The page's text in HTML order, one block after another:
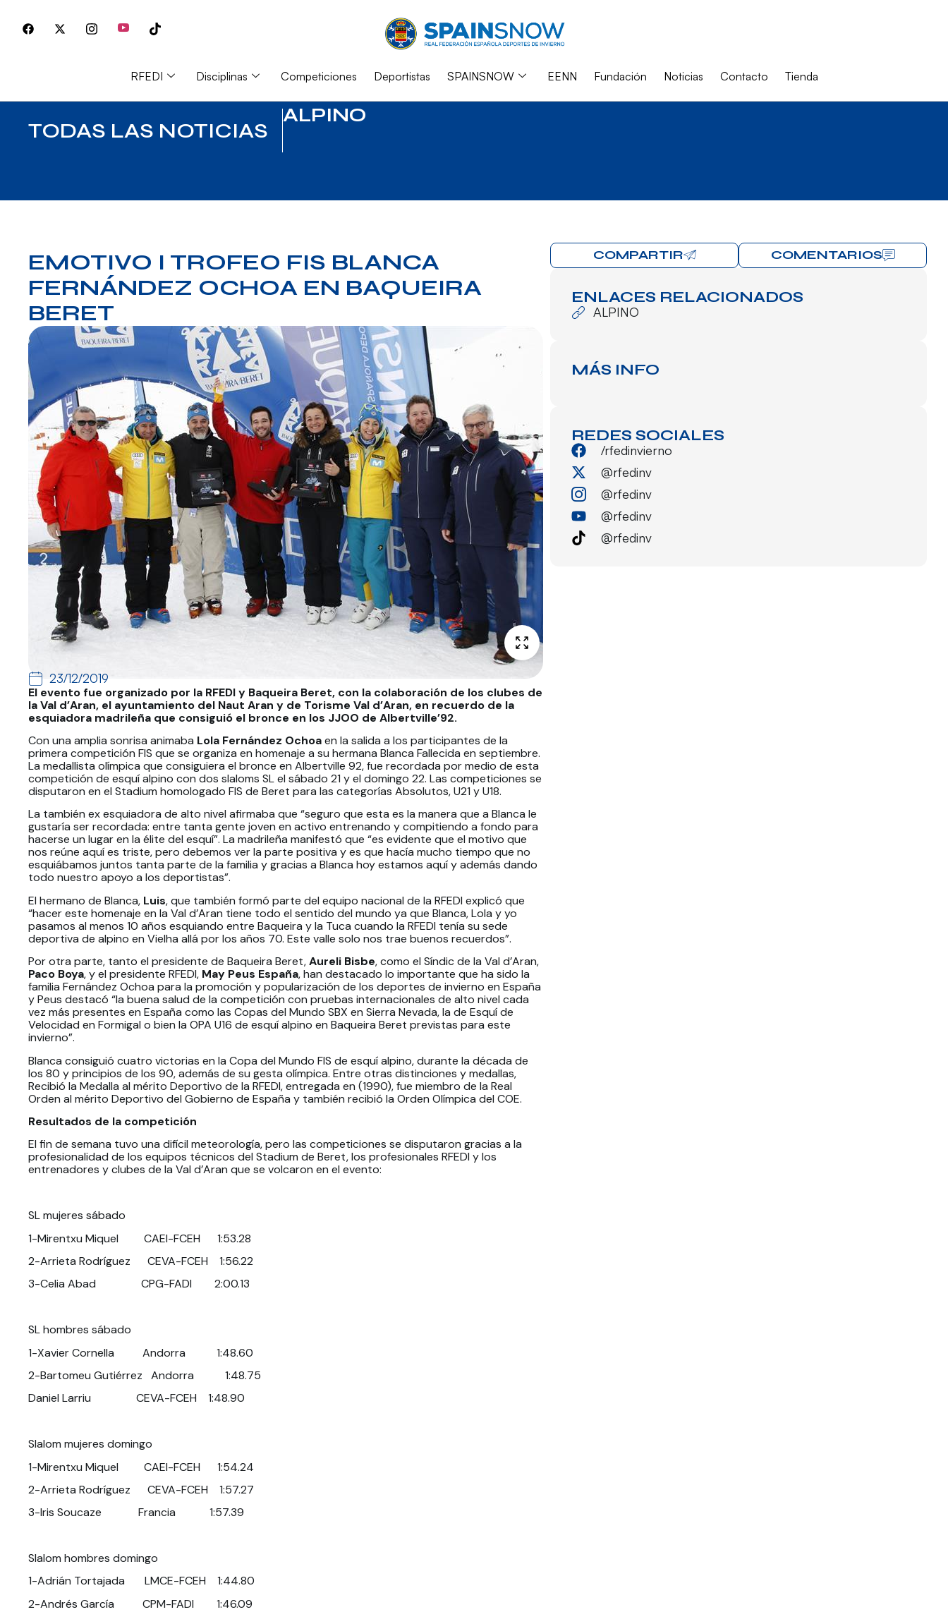
RFEDI Disciplinas Competiciones Deportistas SPAINSNOW EENN Fundación Noticias Contacto Tienda
TODAS LAS NOTICIAS
ALPINO
EMOTIVO I TROFEO FIS BLANCA
FERNÁNDEZ OCHOA EN BAQUEIRA
BERET
23/12/2019
El evento fue organizado por la RFEDI y Baqueira Beret, con la colaboración de los clubes de
la Val d’Aran, el ayuntamiento del Naut Aran y de Torisme Val d’Aran, en recuerdo de la
esquiadora madrileña que consiguió el bronce en los JJOO de Albertville’92.
Con una amplia sonrisa animaba Lola Fernández Ochoaen la salida a los participantes de la
primera competición FIS que se organiza en homenaje a su hermana Blanca Fallecida en septiembre.
La medallista olímpica que consiguiera el bronce en Albertville 92, fue recordada por medio de esta
competición de esquí alpino con dos slaloms SL el sábado 21 y el domingo 22. Las competiciones se
disputaron en el Stadium homologado FIS de Beret para las categorías Absolutos, U21 y U18.
La también ex esquiadora de alto nivel afirmaba que “seguro que esta es la manera que a Blanca le
gustaría ser recordada: entre tanta gente joven en activo entrenando y compitiendo a fondo para
hacerse un lugar en la élite del esquí”. La madrileña manifestó que “es evidente que el motivo que
nos reúne aquí es triste, pero debemos ver la parte positiva y es que hacía mucho tiempo que no
esquiábamos juntos tanta parte de la familia y gracias a Blanca hoy estamos aquí y además dando
todo nuestro apoyo a los deportistas”.
El hermano de Blanca, Luis, que también formó parte del equipo nacional de la RFEDI explicó que
“hacer este homenaje en la Val d’Aran tiene todo el sentido del mundo ya que Blanca, Lola y yo
pasamos al menos 10 años esquiando entre Baqueira y la Tuca cuando la RFEDI tenía su sede
deportiva de alpino en Vielha allá por los años 70. Este valle solo nos trae buenos recuerdos”.
Por otra parte, tanto el presidente de Baqueira Beret,Aureli Bisbe, como el Síndic de la Val d’Aran,
Paco Boya, y el presidente RFEDI, May Peus España, han destacado lo importante que ha sido la
familia Fernández Ochoa para la promoción y popularización de los deportes de invierno en España
y Peus destacó “la buena salud de la competición con pruebas internacionales de alto nivel cada
vez más presentes en España como las Copas del Mundo SBX en Sierra Nevada, la de Esquí de
Velocidad en Formigal o bien la OPA U16 de esquí alpino en Baqueira Beret previstas para este
invierno”.
Blanca consiguió cuatro victorias en la Copa del Mundo FIS de esquí alpino, durante la década de
los 80 y principios de los 90, además de su gesta olímpica. Entre otras distinciones y medallas,
Recibió la Medalla al mérito Deportivo de la RFEDI, entregada en (1990), fue miembro de la Real
Orden al mérito Deportivo del Gobierno de España y también recibió la Orden Olímpica del COE.
Resultados de la competición
El fin de semana tuvo una difícil meteorología, pero las competiciones se disputaron gracias a la
profesionalidad de los equipos técnicos del Stadium de Beret, los profesionales RFEDI y los
entrenadores y clubes de la Val d’Aran que se volcaron en el evento:
SL mujeres sábado
1-Mirentxu Miquel CAEI-FCEH 1:53.28
2-Arrieta Rodríguez CEVA-FCEH 1:56.22
3-Celia Abad CPG-FADI 2:00.13
SL hombres sábado
1-Xavier Cornella Andorra 1:48.60
2-Bartomeu Gutiérrez Andorra 1:48.75
Daniel Larriu CEVA-FCEH 1:48.90
Slalom mujeres domingo
1-Mirentxu Miquel CAEI-FCEH 1:54.24
2-Arrieta Rodríguez CEVA-FCEH 1:57.27
3-Iris Soucaze Francia 1:57.39
Slalom hombres domingo
1-Adrián Tortajada LMCE-FCEH 1:44.80
2-Andrés García CPM-FADI 1:46.09
COMPARTIR COMENTARIOS
ENLACES RELACIONADOS
ALPINO
MÁS INFO
REDES SOCIALES
/rfedinvierno
@rfedinv
@rfedinv
@rfedinv
@rfedinv